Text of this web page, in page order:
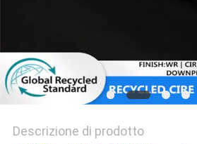
Descrizione di prodotto